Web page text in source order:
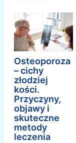
Osteoporoza
– cichy
złodziej
kości.
Przyczyny,
objawy i
skuteczne
metody
leczenia